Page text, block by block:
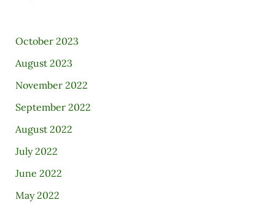
October 2023
August 2023
November 2022
September 2022
August 2022
July 2022
June 2022
May 2022